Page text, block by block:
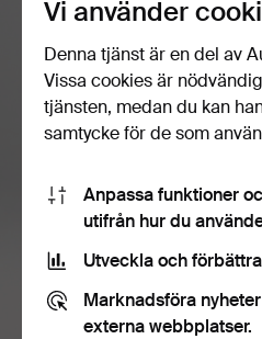
Vi använder
Denna tjänst är en del av
Vissa cookies är
tjänsten, medan du kan
samtycke för de som
Anpassa funktioner
utifrån hur du
Utveckla och
Marknadsföra
externa webbplatser.